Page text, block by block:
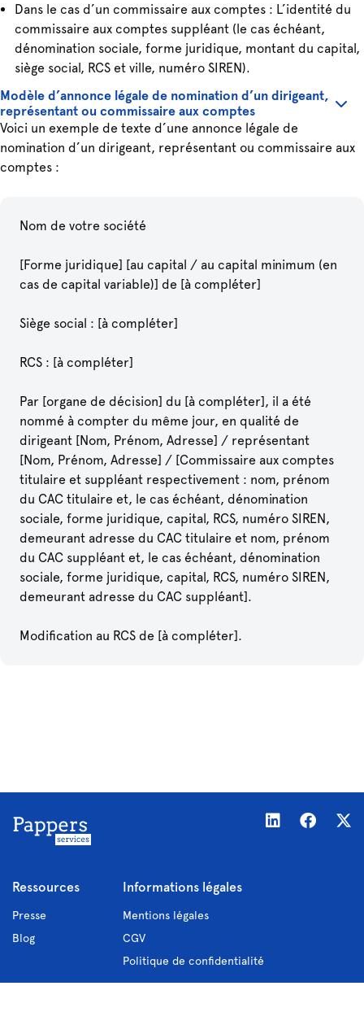
Dans le cas d’un commissaire aux comptes : L’identité du
commissaire aux comptes suppléant (le cas échéant,
dénomination sociale, forme juridique, montant du capital,
siège social, RCS et ville, numéro SIREN).
Modèle d’annonce légale de nomination d’un dirigeant,
représentant ou commissaire aux comptes
Voici un exemple de texte d’une annonce légale de
nomination d’un dirigeant, représentant ou commissaire aux
comptes :
Nom de votre société
[Forme juridique] [au capital / au capital minimum (en
cas de capital variable)] de [à compléter]
Siège social : [à compléter]
RCS : [à compléter]
Par [organe de décision] du [à compléter], il a été
nommé à compter du même jour, en qualité de
dirigeant [Nom, Prénom, Adresse] / représentant
[Nom, Prénom, Adresse] / [Commissaire aux comptes
titulaire et suppléant respectivement : nom, prénom
du CAC titulaire et, le cas échéant, dénomination
sociale, forme juridique, capital, RCS, numéro SIREN,
demeurant adresse du CAC titulaire et nom, prénom
du CAC suppléant et, le cas échéant, dénomination
sociale, forme juridique, capital, RCS, numéro SIREN,
demeurant adresse du CAC suppléant].
Modification au RCS de [à compléter].
Ressources
Presse
Blog
Informations légales
Mentions légales
CGV
Politique de confidentialité